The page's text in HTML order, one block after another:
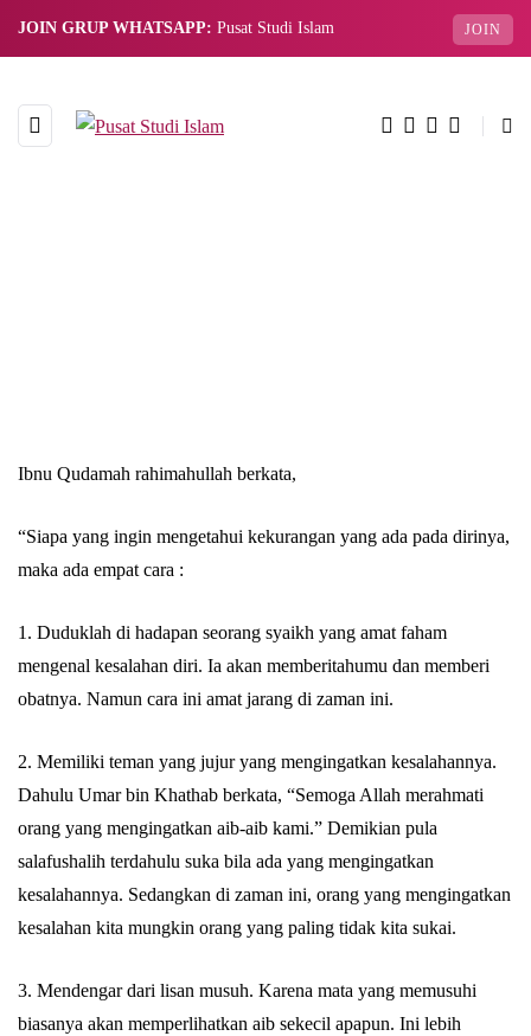
JOIN GRUP WHATSAPP: Pusat Studi Islam JOIN
Abu Umar
Ibnu Qudamah rahimahullah berkata,
“Siapa yang ingin mengetahui kekurangan yang ada pada dirinya,
maka ada empat cara :
1. Duduklah di hadapan seorang syaikh yang amat faham
mengenal kesalahan diri. Ia akan memberitahumu dan memberi
obatnya. Namun cara ini amat jarang di zaman ini.
2. Memiliki teman yang jujur yang mengingatkan kesalahannya.
Dahulu Umar bin Khathab berkata, “Semoga Allah merahmati
orang yang mengingatkan aib-aib kami.” Demikian pula
salafushalih terdahulu suka bila ada yang mengingatkan
kesalahannya. Sedangkan di zaman ini, orang yang mengingatkan
kesalahan kita mungkin orang yang paling tidak kita sukai.
3. Mendengar dari lisan musuh. Karena mata yang memusuhi
biasanya akan memperlihatkan aib sekecil apapun. Ini lebih